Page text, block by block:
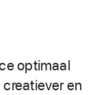
optimaal
en